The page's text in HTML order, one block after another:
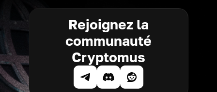
Rejoignez la
communauté
Cryptomus